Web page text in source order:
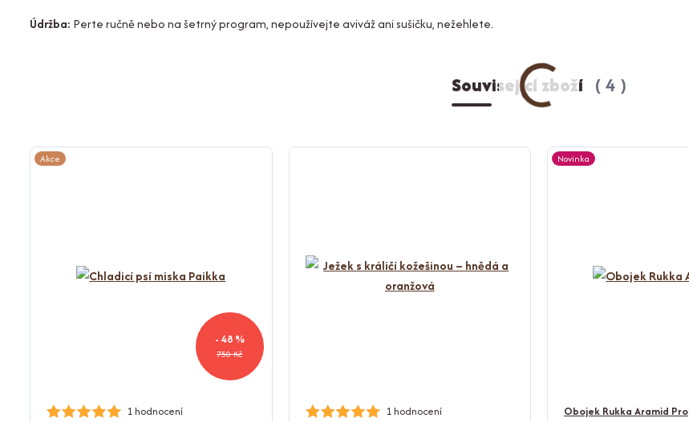
Údržba: Perte ručně nebo na šetrný program, nepoužívejte aviváž ani sušičku, nežehlete.
Související zboží 4
Akce
750 Kč
- 48 %
1 hodnocení
1 hodnocení
Novinka
Obojek Rukka Aramid Pro